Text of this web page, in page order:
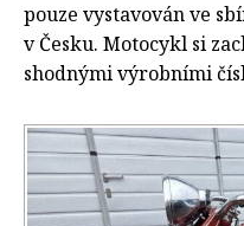
pouze vystavován ve
v Česku. Motocykl si
shodnými výrobními